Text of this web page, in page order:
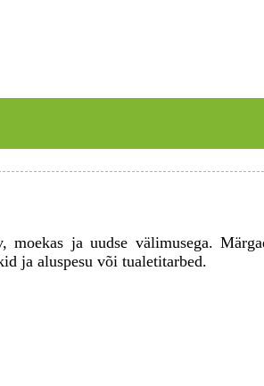
ja uudse välimusega.
ja aluspesu või tualetitarbed.